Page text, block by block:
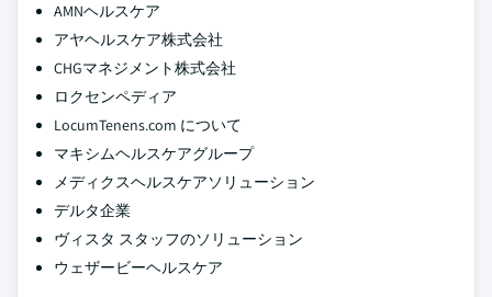
AMNヘルスケア
アヤヘルスケア株式会社
CHGマネジメント株式会社
ロクセンペディア
LocumTenens.com について
マキシムヘルスケアグループ
メディクスヘルスケアソリューション
デルタ企業
ヴィスタ スタッフのソリューション
ウェザービーヘルスケア